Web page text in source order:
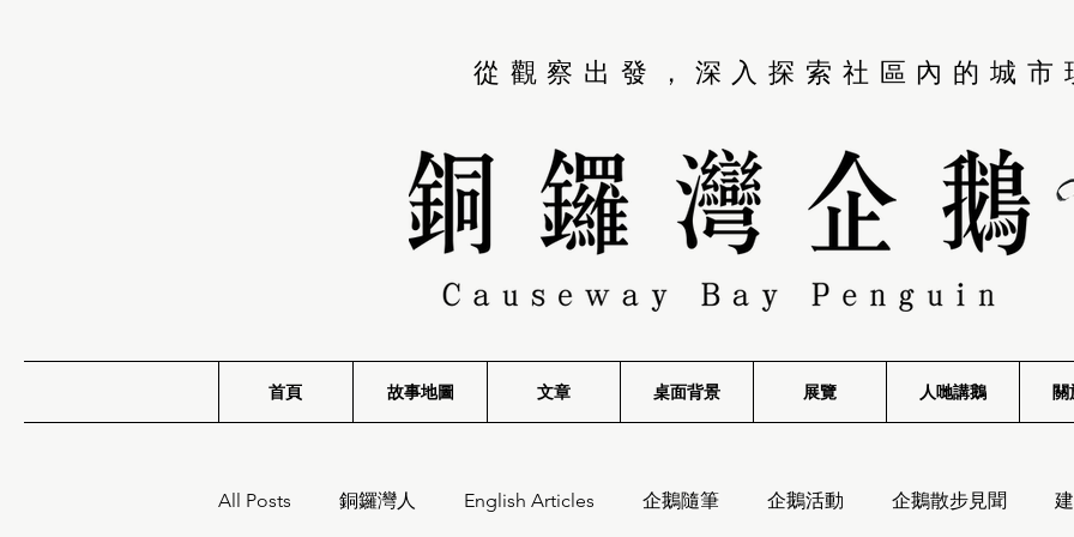
從觀察出發，深入探索社區內的城市
首頁 故事地圖 文章 桌面背景 展覽 ​人哋講鵝 關
All Posts 銅鑼灣人 English Articles 企鵝隨筆 企鵝活動 企鵝散步見聞